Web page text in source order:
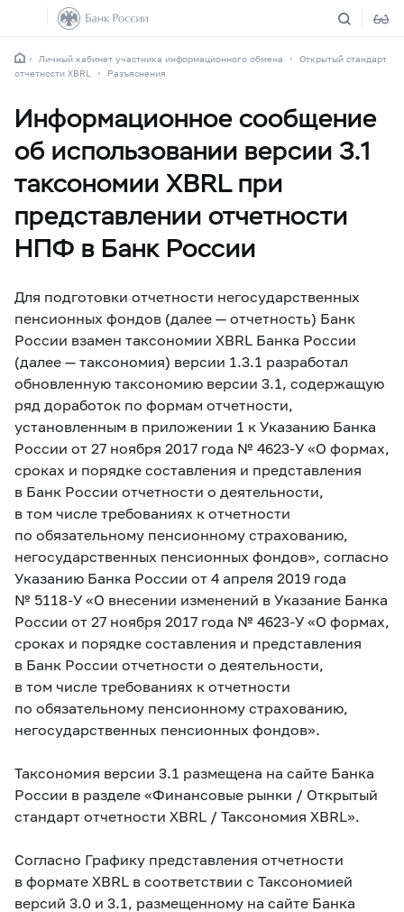
Личный кабинет участника информационного обмена
Открытый стандарт
отчетности XBRL
Разъяснения
Информационное сообщение
об использовании версии 3.1
таксономии XBRL при
представлении отчетности
НПФ в Банк России
Для подготовки отчетности негосударственных
пенсионных фондов (далее — отчетность) Банк
России взамен таксономии XBRL Банка России
(далее — таксономия) версии 1.3.1 разработал
обновленную таксономию версии 3.1, содержащую
ряд доработок по формам отчетности,
установленным в приложении 1 к Указанию Банка
России от 27 ноября 2017 года № 4623-У «О формах,
сроках и порядке составления и представления
в Банк России отчетности о деятельности,
в том числе требованиях к отчетности
по обязательному пенсионному страхованию,
негосударственных пенсионных фондов», согласно
Указанию Банка России от 4 апреля 2019 года
№ 5118-У «О внесении изменений в Указание Банка
России от 27 ноября 2017 года № 4623-У «О формах,
сроках и порядке составления и представления
в Банк России отчетности о деятельности,
в том числе требованиях к отчетности
по обязательному пенсионному страхованию,
негосударственных пенсионных фондов».
Таксономия версии 3.1 размещена на сайте Банка
России в разделе «Финансовые рынки / Открытый
стандарт отчетности XBRL / Таксономия XBRL».
Согласно Графику представления отчетности
в формате XBRL в соответствии с Таксономией
версий 3.0 и 3.1, размещенному на сайте Банка